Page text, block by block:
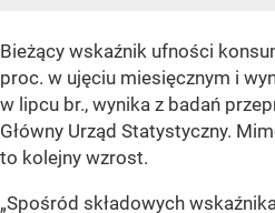
Bieżący wskaźnik ufności
proc. w ujęciu miesięcznym i
w lipcu br., wynika z badań
Główny Urząd Statystyczny.
to kolejny wzrost.
„Spośród składowych